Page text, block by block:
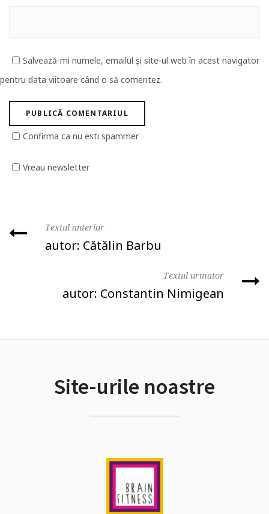
Salvează-mi numele, emailul și site-ul web în acest navigator
pentru data viitoare când o să comentez.
Confirma ca nu esti spammer
Vreau newsletter
Textul anterior
autor: Cătălin Barbu
Textul urmator
autor: Constantin Nimigean
Site-urile noastre